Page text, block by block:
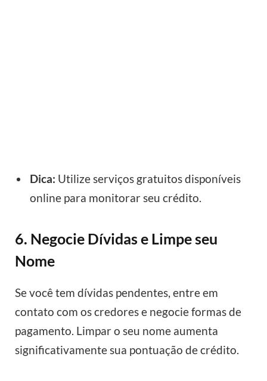
Dica: Utilize serviços gratuitos disponíveis
online para monitorar seu crédito.
6. Negocie Dívidas e Limpe seu
Nome
Se você tem dívidas pendentes, entre em
contato com os credores e negocie formas de
pagamento. Limpar o seu nome aumenta
significativamente sua pontuação de crédito.